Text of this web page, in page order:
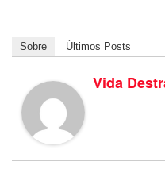
Sobre Últimos Posts
Vida